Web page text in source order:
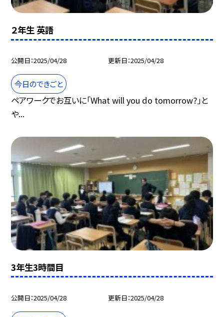
２年生 英語
公開日 2025/04/28 更新日 2025/04/28
今日のできごと
ペアワークでお互いに「What will you do tomorrow?」と
や...
3年生3時間目
公開日 2025/04/28 更新日 2025/04/28